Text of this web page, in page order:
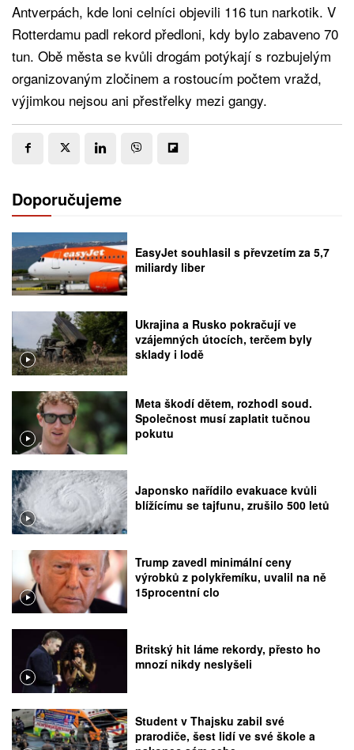
Antverpách, kde loni celníci objevili 116 tun narkotik. V
Rotterdamu padl rekord předloni, kdy bylo zabaveno 70
tun. Obě města se kvůli drogám potýkají s rozbujelým
organizovaným zločinem a rostoucím počtem vražd,
výjimkou nejsou ani přestřelky mezi gangy.
Doporučujeme
EasyJet souhlasil s převzetím za 5,7
miliardy liber
Ukrajina a Rusko pokračují ve
vzájemných útocích, terčem byly
sklady i lodě
Meta škodí dětem, rozhodl soud.
Společnost musí zaplatit tučnou
pokutu
Japonsko nařídilo evakuace kvůli
blížícímu se tajfunu, zrušilo 500 letů
Trump zavedl minimální ceny
výrobků z polykřemíku, uvalil na ně
15procentní clo
Britský hit láme rekordy, přesto ho
mnozí nikdy neslyšeli
Student v Thajsku zabil své
prarodiče, šest lidí ve své škole a